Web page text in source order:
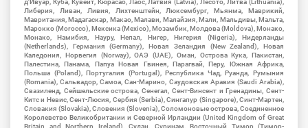
д'Ивуар, Куба, Кувейт, Кюрасао, Лаос, Латвия (Latvia), Лесото, Литва (Lithuania),
Либерия, Ливан, Ливия, Лихтенштейн, Люксембург, Мьянма, Маврикий,
Мавритания, Мадагаскар, Макао, Малави, Малайзия, Мали, Мальдивы, Мальта,
Марокко (Morocco), Мексика (Mexico), Мозамбик, Молдова (Moldova), Монако,
Монако, Намибия, Науру, Непал, Нигер, Нигерия (Nigeria), Нидерланды
(Netherlands), Германия (Germany), Новая Зеландия (New Zealand), Новая
Каледония, Норвегия (Norway), ОАЭ (UAE), Оман, Острова Кука, Пакистан,
Палестина, Панама, Папуа Новая Гвинея, Парагвай, Перу, Южная Африка,
Польша (Poland), Португалия (Portugal), Республика Чад, Руанда, Румыния
(Romania), Сальвадор, Самоа, Сан-Марино, Саудовская Аравия (Saudi Arabia),
Свазиленд, Сейшельские острова, Сенегал, Сент-Винсент и Гренадины, Сент-
Китс и Невис, Сент-Люсия, Сербия (Serbia), Сингапур (Singapore), Синт-Мартен,
Словакия (Slovakia), Словения (Slovenia), Соломоновые острова, Соединенное
Королевство Великобритании и Северной Ирландии (United Kingdom of Great